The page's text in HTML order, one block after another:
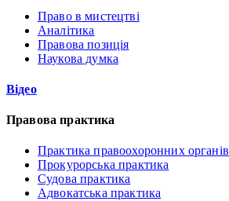
Право в мистецтві
Аналітика
Правова позиція
Наукова думка
Відео
Правова практика
Практика правоохоронних органів
Прокурорська практика
Судова практика
Адвокатська практика